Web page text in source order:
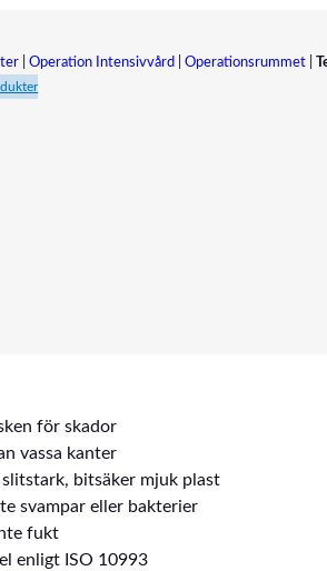
|Operation Intensivvård |Operationsrummet |
för skador
vassa kanter
bitsäker mjuk plast
svampar eller bakterier
fukt
enligt ISO 10993